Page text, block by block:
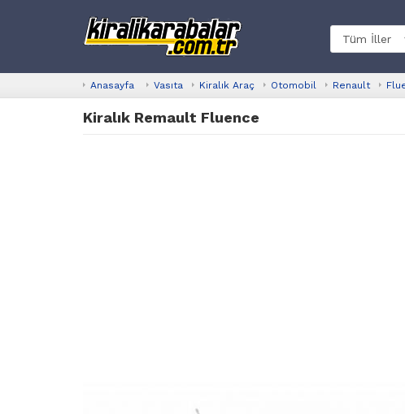
Anasayfa Vasıta Kiralık Araç Otomobil Renault
Kiralık Remault Fluence